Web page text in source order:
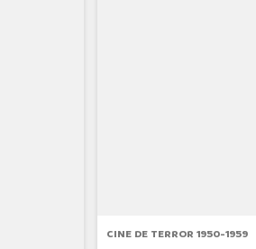
CINE DE TERROR 1950-1959